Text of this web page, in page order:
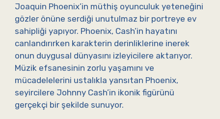
Joaquin Phoenix’in müthiş oyunculuk yeteneğini
gözler önüne serdiği unutulmaz bir portreye ev
sahipliği yapıyor. Phoenix, Cash’in hayatını
canlandırırken karakterin derinliklerine inerek
onun duygusal dünyasını izleyicilere aktarıyor.
Müzik efsanesinin zorlu yaşamını ve
mücadelelerini ustalıkla yansıtan Phoenix,
seyircilere Johnny Cash’in ikonik figürünü
gerçekçi bir şekilde sunuyor.